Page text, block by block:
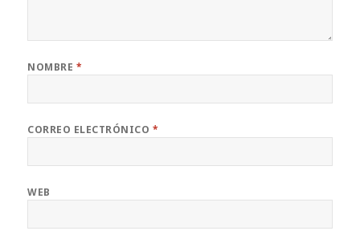
NOMBRE *
CORREO ELECTRÓNICO *
WEB